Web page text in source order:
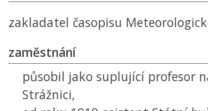
zakladatel časopisu
zaměstnání
působil jako suplující profesor
Strážnici,